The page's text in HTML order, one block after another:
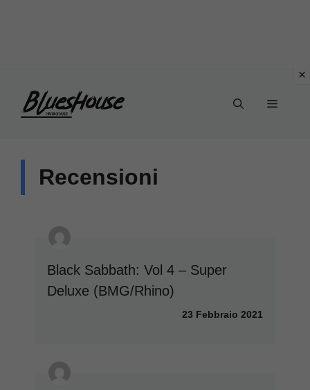
Menu
Recensioni
Black Sabbath: Vol 4 – Super
Deluxe (BMG/Rhino)
23 Febbraio 2021